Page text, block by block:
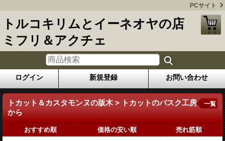
PCサイト
トルコキリムとイーネオヤの店
ミフリ＆アクチェ
ログイン 新規登録 お問い合わせ
トカット＆カスタモンヌの版木 > トカットのバスク工房
から
一覧
おすすめ順 価格の安い順 売れ筋順